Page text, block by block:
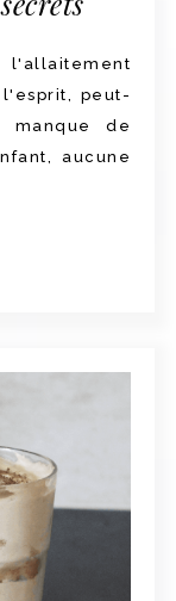
l'allaitement
peut-
manque de
aucune